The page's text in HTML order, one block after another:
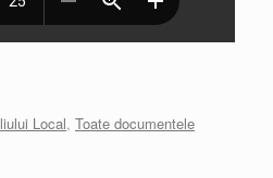
Local, Toate documentele